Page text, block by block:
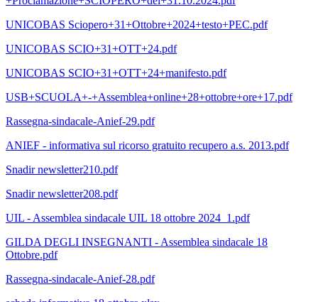
UNICOBAS Sciopero+31+Ottobre+2024+testo+PEC.pdf
UNICOBAS SCIO+31+OTT+24.pdf
UNICOBAS SCIO+31+OTT+24+manifesto.pdf
USB+SCUOLA+-+Assemblea+online+28+ottobre+ore+17.pdf
Rassegna-sindacale-Anief-29.pdf
ANIEF - informativa sul ricorso gratuito recupero a.s. 2013.pdf
Snadir newsletter210.pdf
Snadir newsletter208.pdf
UIL - Assemblea sindacale UIL 18 ottobre 2024_1.pdf
GILDA DEGLI INSEGNANTI - Assemblea sindacale 18
Ottobre.pdf
Rassegna-sindacale-Anief-28.pdf